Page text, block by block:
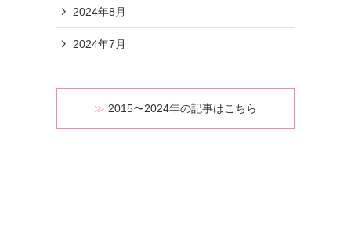
2024年8月
2024年7月
2015〜2024年の記事はこちら